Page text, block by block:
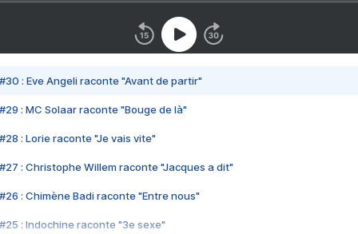
#30 : Eve Angeli raconte "Avant de partir"
#29 : MC Solaar raconte "Bouge de là"
#28 : Lorie raconte "Je vais vite"
#27 : Christophe Willem raconte "Jacques a dit"
#26 : Chimène Badi raconte "Entre nous"
#25 : Indochine raconte "3e sexe"